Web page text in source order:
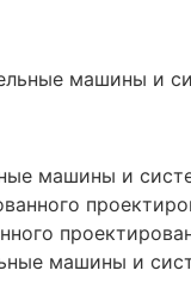
машины и
машины и
машины и